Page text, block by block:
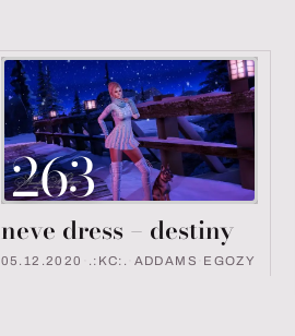
263
neve dress – destiny
05.12.2020 .:KC:. ADDAMS EGOZY